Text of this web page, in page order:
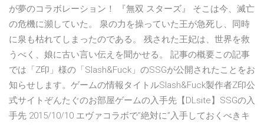
が夢のコラボレーション！ 『無双 スターズ』 そこは今、滅亡
の危機に瀕していた。 泉の力を操っていた王が急死し、同時
に泉も枯れてしまったのである。 残された王妃は、世界を救
うべく、娘に古い言い伝えを聞かせる。 記事の概要この記事
では「Z印」様の「Slash&Fuck」のSSGが公開されたことをお
知らせします。ゲームの情報タイトルSlash&Fuck製作者Z印公
式サイトぞんたぐのお部屋ゲームの入手先【DLsite】SSGの入
手先 2015/10/10 エヴァコラボで”絶対に”入手しておくべきキ